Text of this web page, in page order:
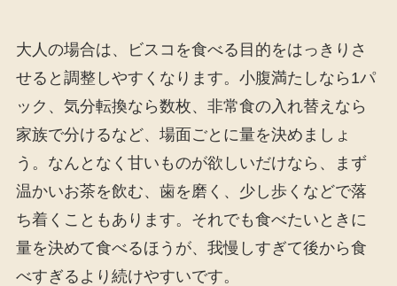
大人の場合は、ビスコを食べる目的をはっきりさ
せると調整しやすくなります。小腹満たしなら1パ
ック、気分転換なら数枚、非常食の入れ替えなら
家族で分けるなど、場面ごとに量を決めましょ
う。なんとなく甘いものが欲しいだけなら、まず
温かいお茶を飲む、歯を磨く、少し歩くなどで落
ち着くこともあります。それでも食べたいときに
量を決めて食べるほうが、我慢しすぎて後から食
べすぎるより続けやすいです。